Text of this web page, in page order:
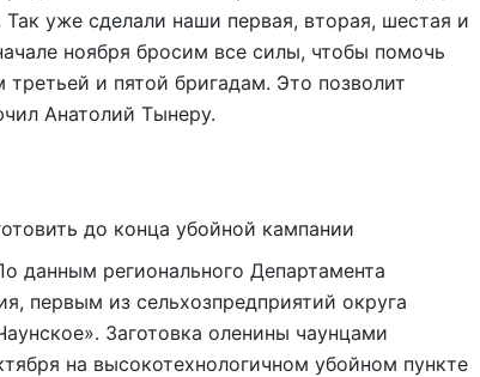
уже сделали наши первая, вторая, шестая и
ноября бросим все силы, чтобы помочь
и пятой бригадам. Это позволит
Анатолий Тынеру.
до конца убойной кампании
данным регионального Департамента
первым из сельхозпредприятий округа
Заготовка оленины чаунцами
на высокотехнологичном убойном пункте